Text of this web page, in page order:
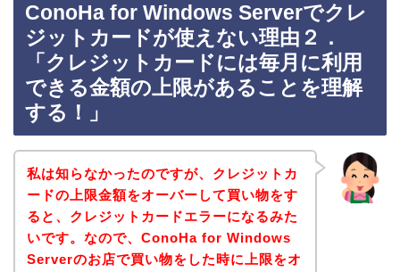
ConoHa for Windows Serverでクレ
ジットカードが使えない理由２．
「クレジットカードには毎月に利用
できる金額の上限があることを理解
する！」
私は知らなかったのですが、クレジットカ
ードの上限金額をオーバーして買い物をす
ると、クレジットカードエラーになるみた
いです。なので、ConoHa for Windows
Serverのお店で買い物をした時に上限をオ